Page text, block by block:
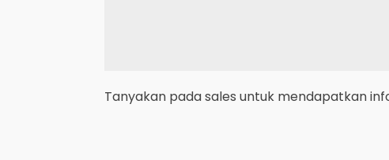
Tanyakan pada sales untuk mendapatkan